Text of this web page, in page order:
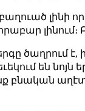
լինի
լինում։
ծաղրում է,
են նոյն
բնական